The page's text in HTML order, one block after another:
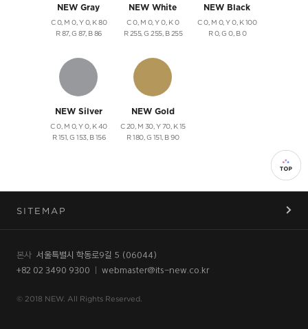
NEW Gray
C 0, M 0, Y 0, K 80
R 87, G 87, B 86
NEW White
C 0, M 0, Y 0, K 0
R 255, G 255, B 255
NEW Black
C 0, M 0, Y 0, K 100
R 0, G 0, B 0
NEW Silver
C 0, M 0, Y 0, K 40
R 151, G 153, B 156
NEW Gold
C 20, M 30, Y 70, K 15
R 180, G 151, B 90
SITEMAP
본사 서울특별시 학동로9길 5 (06044)
+82 02 3490 9300 ㅣ webmaster@its-new.co.kr
© 2018 NEW. All Rights Reserved.